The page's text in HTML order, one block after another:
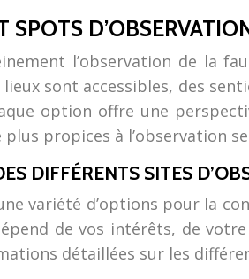
SPOTS
l’observation de la
sont accessibles, des
option offre une
propices à l’observation
DIFFÉRENTS SITES
variété d’options pour la
de vos intérêts, de
détaillées sur les